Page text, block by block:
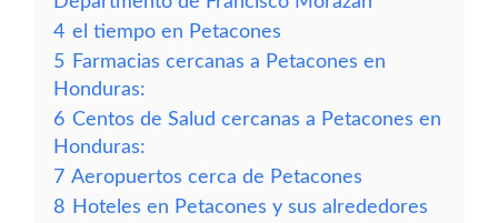
4 el tiempo en Petacones
5 Farmacias cercanas a Petacones en
Honduras:
6 Centos de Salud cercanas a Petacones en
Honduras:
7 Aeropuertos cerca de Petacones
8 Hoteles en Petacones y sus alrededores